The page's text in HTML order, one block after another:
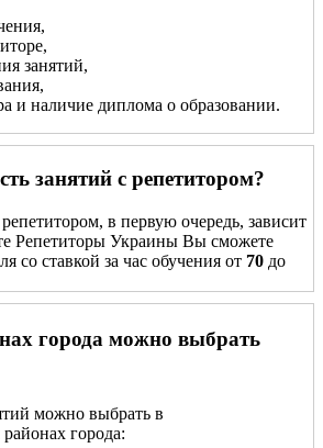
занятий,
и наличие диплома о образовании.
занятий с репетитором?
в первую очередь, зависит
Репетиторы Украины Вы сможете
со ставкой за час обучения от 70 до
города можно выбрать
можно выбрать в
города: